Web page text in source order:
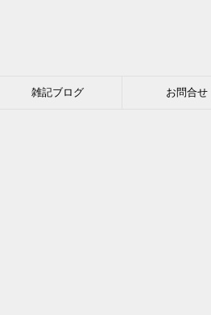
雑記ブログ お問合せ